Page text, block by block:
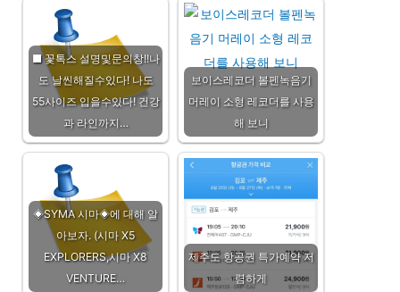
■ 꽃톡스 설명및문의창!!나
도 날씬해질수있다! 나도
55사이즈 입을수있다! 건강
과 라인까지…
보이스레코더 볼펜녹음기
머레이 소형 레코더를 사용
해 보니
◈SYMA 시마◈에 대해 알
아보자. (시마 X5
EXPLORERS,시마 X8
VENTURE…
제주도 항공권 특가예약 저
렴하게